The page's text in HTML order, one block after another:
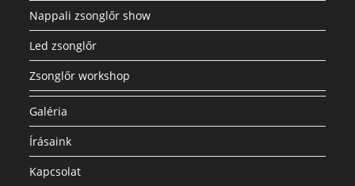
Nappali zsonglőr show
Led zsonglőr
Zsonglőr workshop
Galéria
Írásaink
Kapcsolat